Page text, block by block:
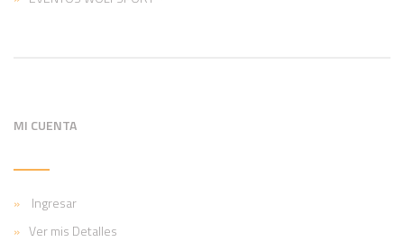
MI CUENTA
Ingresar
Ver mis Detalles